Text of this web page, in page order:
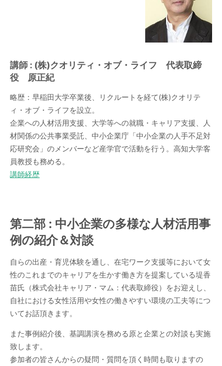
講師 : (株)クオリティ・オブ・ライフ 代表取締
役 原正紀
略歴：早稲田大学卒業後、リクルートを経て(株)クオリテ
ィ・オブ・ライフを設立。
企業への人材活用支援、大学等への就職・キャリア支援、人
材関係の公共事業受託、中小企業庁「中小企業の人手不足対
応研究会」のメンバーなど産学官で活動を行う。高知大学客
員教授も務める。
講師経歴
第二部 : 中小企業の多様な人材活用事
例の紹介＆対談
自らの出産・育児体験を通し、在宅ワーク支援等において女
性のこれまでのキャリアを生かす働き方を提案している堤香
苗氏（株式会社キャリア・マム：代表取締役）をお迎えし、
自社における女性活用や女性の働きやすい環境の工夫等につ
いてお話頂きます。
また事例紹介後、基調講演を務める原と企業との対談も実施
致します。
参加者の皆さんからの疑問・質問を頂く時間も取りますの